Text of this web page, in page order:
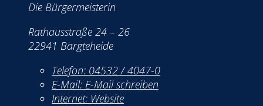
Die Bürgermeisterin
Rathausstraße 24 – 26
22941 Bargteheide
Telefon: 04532 / 4047-0
E-Mail: E-Mail schreiben
Internet: Website